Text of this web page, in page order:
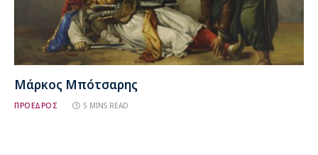
Μάρκος Μπότσαρης
ΠΡΟΕΔΡΟΣ 5 MINS READ